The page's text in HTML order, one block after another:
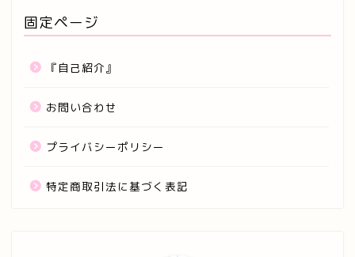
固定ページ
『自己紹介』
お問い合わせ
プライバシーポリシー
特定商取引法に基づく表記